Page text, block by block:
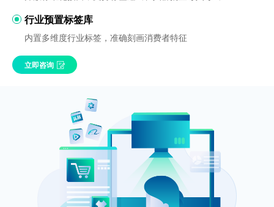
行业预置标签库
内置多维度行业标签，准确刻画消费者特征
立即咨询